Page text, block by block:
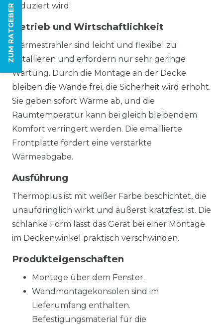
ZUM RATGEBERreduziert wird.
Betrieb und Wirtschaftlichkeit
Wärmestrahler sind leicht und flexibel zu
installieren und erfordern nur sehr geringe
Wartung. Durch die Montage an der Decke
bleiben die Wände frei, die Sicherheit wird erhöht.
Sie geben sofort Wärme ab, und die
Raumtemperatur kann bei gleich bleibendem
Komfort verringert werden. Die emaillierte
Frontplatte fördert eine verstärkte
Wärmeabgabe.
Ausführung
Thermoplus ist mit weißer Farbe beschichtet, die
unaufdringlich wirkt und äußerst kratzfest ist. Die
schlanke Form lässt das Gerät bei einer Montage
im Deckenwinkel praktisch verschwinden.
Produkteigenschaften
Montage über dem Fenster.
Wandmontagekonsolen sind im
Lieferumfang enthalten.
Befestigungsmaterial für die